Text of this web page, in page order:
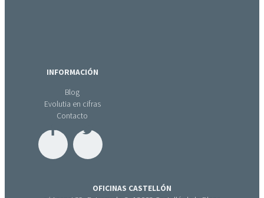
INFORMACIÓN
Blog
Evolutia en cifras
Contacto
OFICINAS CASTELLÓN